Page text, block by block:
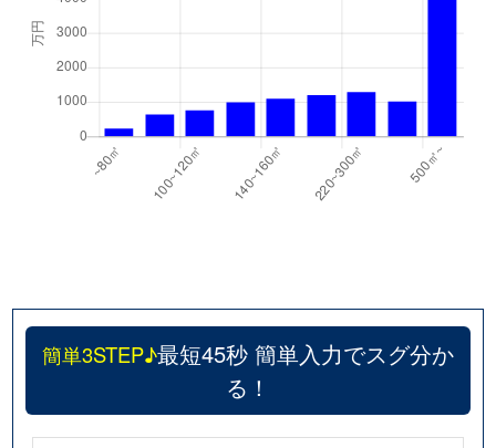
簡単3STEP♪最短45秒 簡単入力でスグ分か
る！